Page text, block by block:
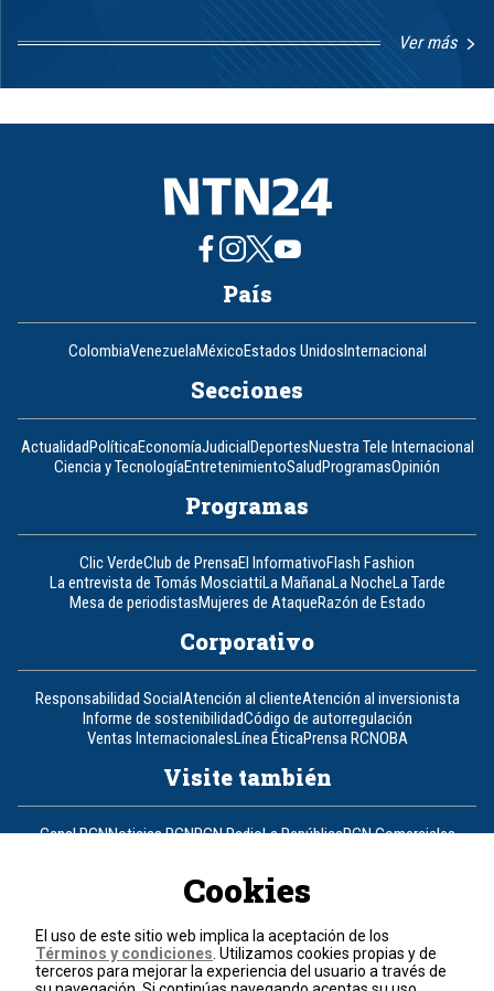
Ver más
1
8
País
ColombiaVenezuelaMéxicoEstados UnidosInternacional
Secciones
ActualidadPolíticaEconomíaJudicialDeportesNuestra Tele Internacional
Ciencia y TecnologíaEntretenimientoSaludProgramasOpinión
Programas
Clic VerdeClub de PrensaEl InformativoFlash Fashion
La entrevista de Tomás MosciattiLa MañanaLa NocheLa Tarde
Mesa de periodistasMujeres de AtaqueRazón de Estado
Corporativo
Responsabilidad SocialAtención al clienteAtención al inversionista
Informe de sostenibilidadCódigo de autorregulación
Ventas InternacionalesLínea ÉticaPrensa RCNOBA
Visite también
Canal RCNNoticias RCNRCN RadioLa RepúblicaRCN Comerciales
Un producto de RCN Televisión
Contáctenos
Teléfono+57 (601) 426 92 92
Cookies
El uso de este sitio web implica la aceptación de los
Términos y condiciones . Utilizamos cookies propias y de
terceros para mejorar la experiencia del usuario a través de